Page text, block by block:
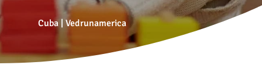
Cuba|Vedrunamerica